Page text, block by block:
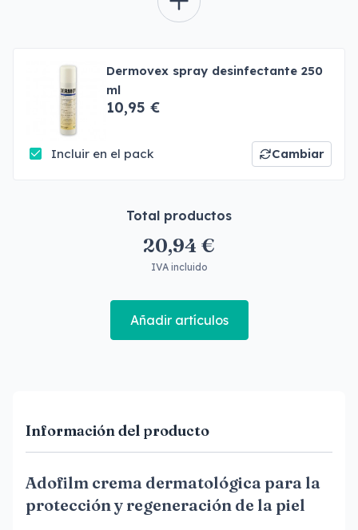
Dermovex spray desinfectante 250
ml
10,95 €
Incluir en el pack Cambiar
Total productos
20,94 €
IVA incluido
Añadir artículos
Información del producto
Adofilm crema dermatológica para la
protección y regeneración de la piel